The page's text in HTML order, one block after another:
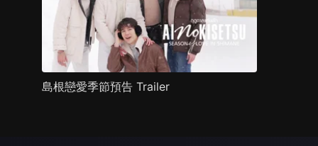
島根戀愛季節預告 Trailer